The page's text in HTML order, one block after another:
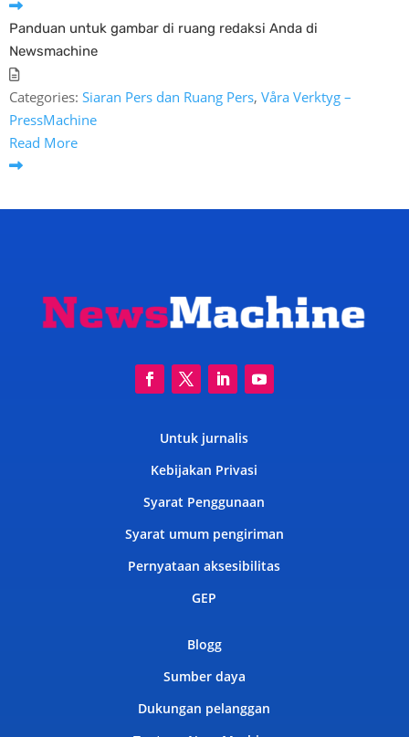
Panduan untuk gambar di ruang redaksi Anda di
Newsmachine
Categories: Siaran Pers dan Ruang Pers, Våra Verktyg –
PressMachine
Read More
Untuk jurnalis
Kebijakan Privasi
Syarat Penggunaan
Syarat umum pengiriman
Pernyataan aksesibilitas
GEP
Blogg
Sumber daya
Dukungan pelanggan